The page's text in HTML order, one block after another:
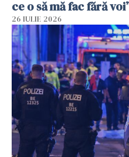
ce o să mă fac fără
26 IULIE 2026